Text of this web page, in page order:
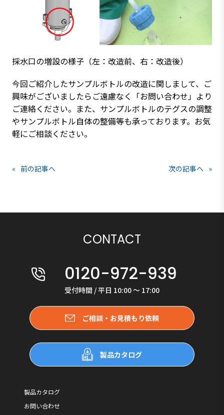
採水口の増設の様子（左：改造前、右：改造後）
今回ご紹介したサンプルボトルの改造に関しまして、ご
興味がございましたらご遠慮なく「お問い合わせ」より
ご連絡ください。また、サンプルボトルのテグスの調整
やサンプルボトル自体の整備等も承っております。お気
軽にご相談ください。
« 前の記事へ 次の記事へ »
CONTACT
0120-972-939
受付時間 / 平日 10:00 〜 17:00
ご相談・お見積もり依頼
製品カタログ
製品カタログ
お問い合わせ